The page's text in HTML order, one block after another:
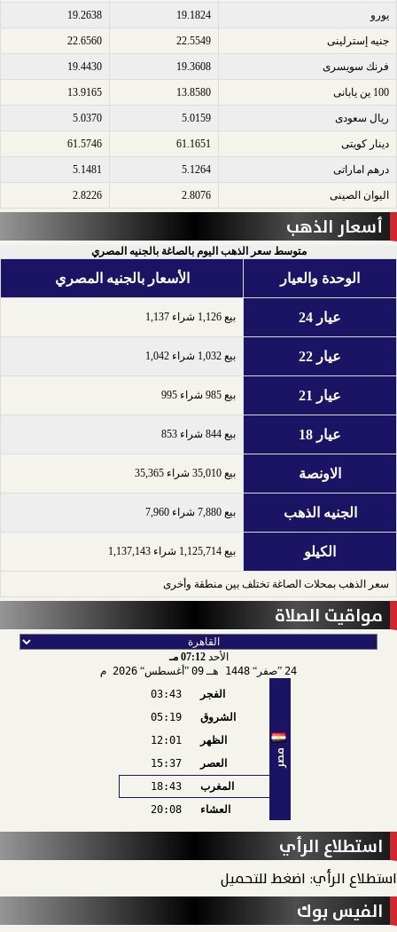
يورو​ 19.1824
19.2638
جنيه إسترلينى​ 22.5549
22.6560
فرنك سويسرى​ 19.3608
19.4430
100 ين يابانى​ 13.8580
13.9165
ريال سعودى​ 5.0159
5.0370
دينار كويتى​ 61.1651
61.5746
درهم اماراتى​ 5.1264
5.1481
اليوان الصينى​ 2.8076
2.8226
أسعار الذهب
متوسط سعر الذهب اليوم بالصاغة بالجنيه المصري
الوحدة والعيار الأسعار بالجنيه المصري
عيار 24 بيع 1,126 شراء 1,137
عيار 22 بيع 1,032 شراء 1,042
عيار 21 بيع 985 شراء 995
عيار 18 بيع 844 شراء 853
الاونصة بيع 35,010 شراء 35,365
الجنيه الذهب بيع 7,880 شراء 7,960
الكيلو بيع 1,125,714 شراء 1,137,143
سعر الذهب بمحلات الصاغة تختلف بين منطقة وأخرى
مواقيت الصلاة
الأحد07:12 مـ
24
صفر 1448 هـ 09 أغسطس 2026 م
مصر
الفجر
03:43
الشروق
05:19
الظهر
12:01
العصر
15:37
المغرب
18:43
العشاء
20:08
استطلاع الرأي
استطلاع الرأي: اضغط للتحميل
الفيس بوك